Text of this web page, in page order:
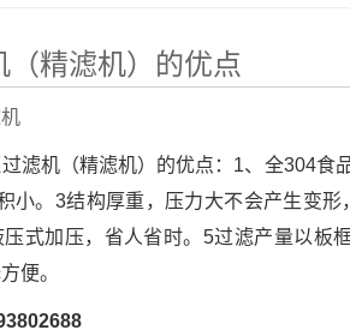
（精滤机）的优点
滤机（精滤机）的优点：1、全304食
小。3结构厚重，压力大不会产生变形
式加压，省人省时。5过滤产量以板
便。